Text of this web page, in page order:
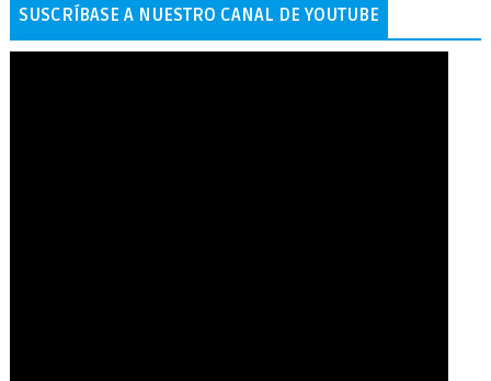
SUSCRÍBASE A NUESTRO CANAL DE YOUTUBE